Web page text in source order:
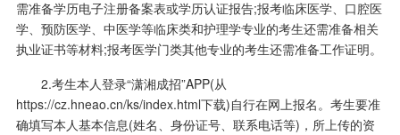
需准备学历电子注册备案表或学历认证报告;报考临床医学、口腔医
学、预防医学、中医学等临床类和护理学专业的考生还需准备相关
执业证书等材料;报考医学门类其他专业的考生还需准备工作证明。
2.考生本人登录“潇湘成招”APP(从
https://cz.hneao.cn/ks/index.html下载)自行在网上报名。考生要准
确填写本人基本信息(姓名、身份证号、联系电话等)，所上传的资